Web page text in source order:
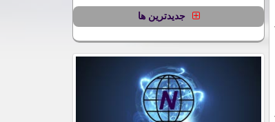
جدیدترین ها